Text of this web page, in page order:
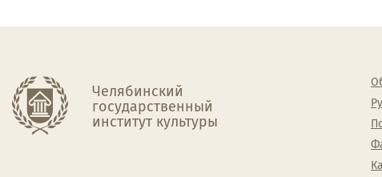
Челябинский
государственный
институт культуры